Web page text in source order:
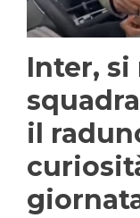
Inter, si
il